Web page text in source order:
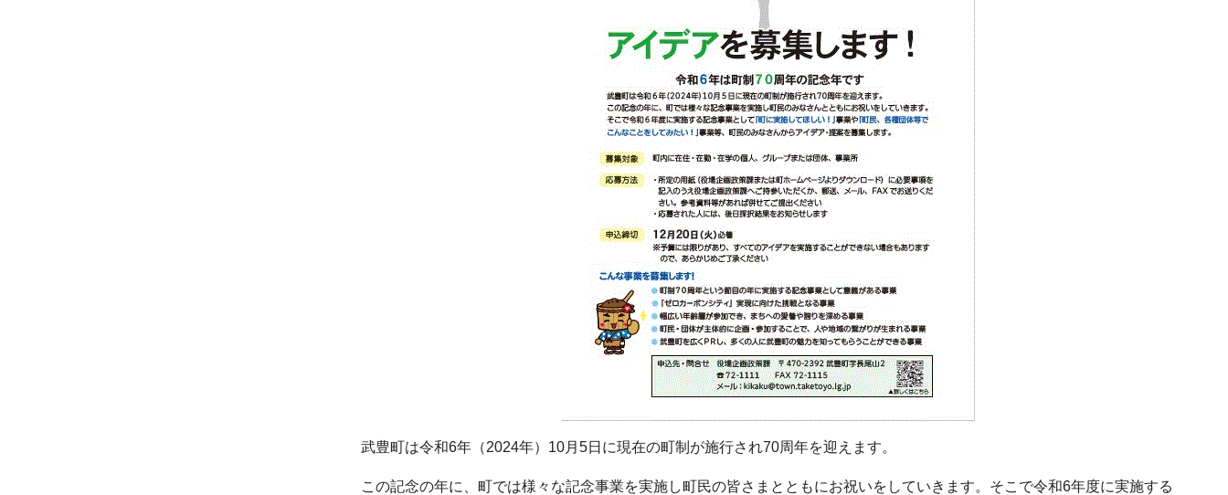
武豊町は令和6年（2024年）10月5日に現在の町制が施行され70周年を迎えます。
この記念の年に、町では様々な記念事業を実施し町民の皆さまとともにお祝いをしていきます。そこで令和6年度に実施する